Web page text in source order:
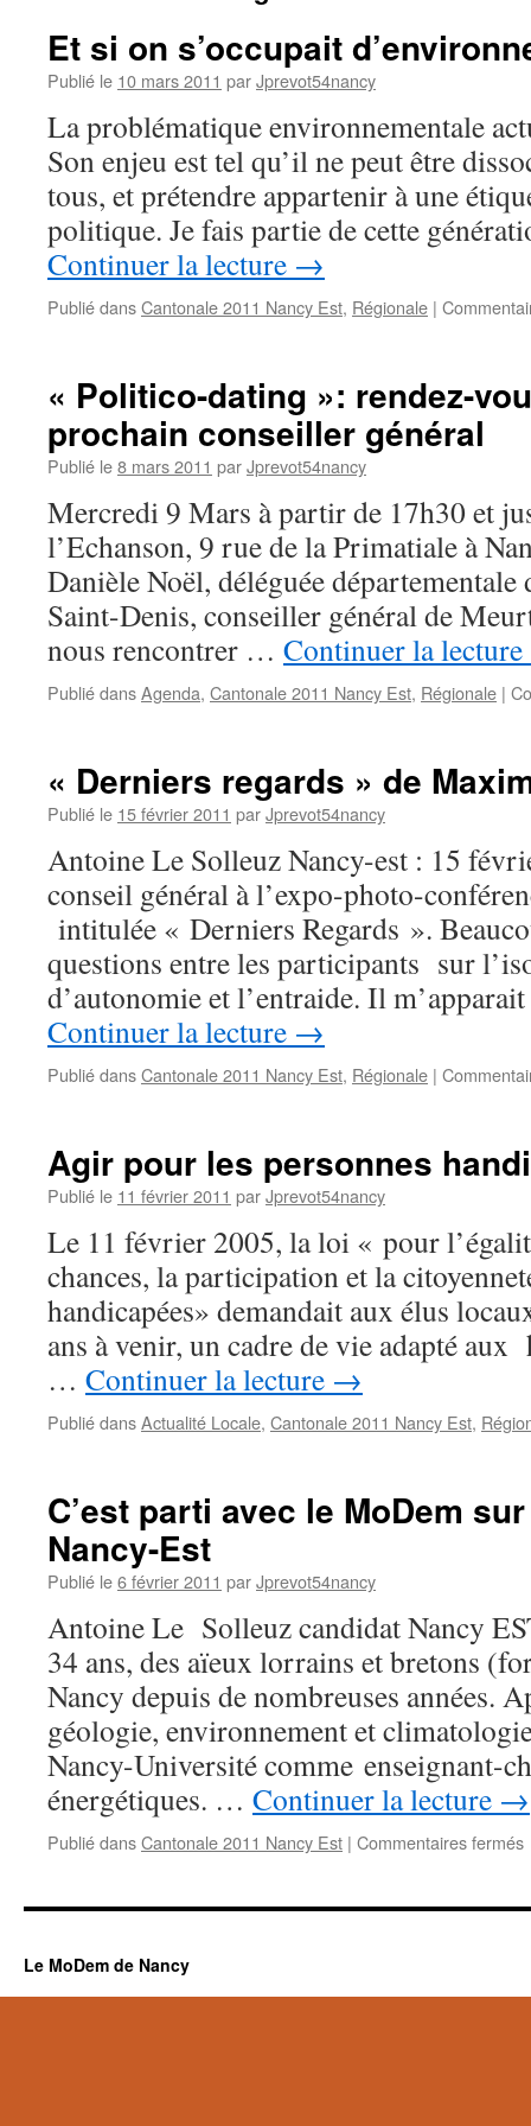
Et si on s’occupait
Publié le 10 mars 2011 parJprevot54nancy
La problématique environnementale
Son enjeu est tel qu’il ne peut être
tous, et prétendre appartenir à une
politique. Je fais partie de cette
Continuer la lecture →
Publié dansCantonale 2011 Nancy Est, Régionale |
« Politico-dating »: rendez-
prochain conseiller général
Publié le8 mars 2011 parJprevot54nancy
Mercredi 9 Mars à partir de 17h30 et
l’Echanson, 9 rue de la Primatiale à
Danièle Noël, déléguée
Saint-Denis, conseiller général de
nous rencontrer … Continuer la lecture
Publié dansAgenda, Cantonale 2011 Nancy Est, Régionale |
« Derniers regards » de
Publié le 15 février 2011 parJprevot54nancy
Antoine Le Solleuz Nancy-est : 15
conseil général à l’expo-photo-
intitulée « Derniers Regards ».
questions entre les participants sur
d’autonomie et l’entraide. Il
Continuer la lecture →
Publié dansCantonale 2011 Nancy Est, Régionale |
Agir pour les personnes
Publié le 11 février 2011 parJprevot54nancy
Le 11 février 2005, la loi « pour
chances, la participation et la
handicapées» demandait aux élus
ans à venir, un cadre de vie adapté aux
… Continuer la lecture →
Publié dansActualité Locale, Cantonale 2011 Nancy Est,
C’est parti avec le MoDem
Nancy-Est
Publié le6 février 2011 parJprevot54nancy
Antoine Le Solleuz candidat Nancy
34 ans, des aïeux lorrains et bretons
Nancy depuis de nombreuses années.
géologie, environnement et
Nancy-Université comme enseignant-
énergétiques. … Continuer la lecture →
Publié dansCantonale 2011 Nancy Est | Commentaires fermés
Le MoDem de Nancy